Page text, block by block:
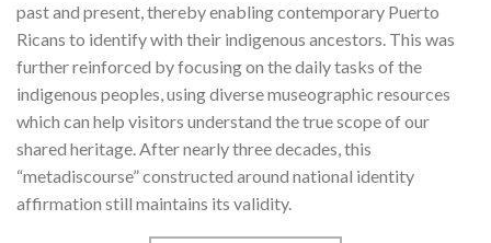
past and present, thereby enabling contemporary Puerto
Ricans to identify with their indigenous ancestors. This was
further reinforced by focusing on the daily tasks of the
indigenous peoples, using diverse museographic resources
which can help visitors understand the true scope of our
shared heritage. After nearly three decades, this
“metadiscourse” constructed around national identity
affirmation still maintains its validity.